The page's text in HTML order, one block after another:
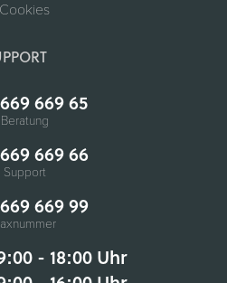
Cookies
669 65
Beratung
669 66
Support
669 99
- 18:00 Uhr